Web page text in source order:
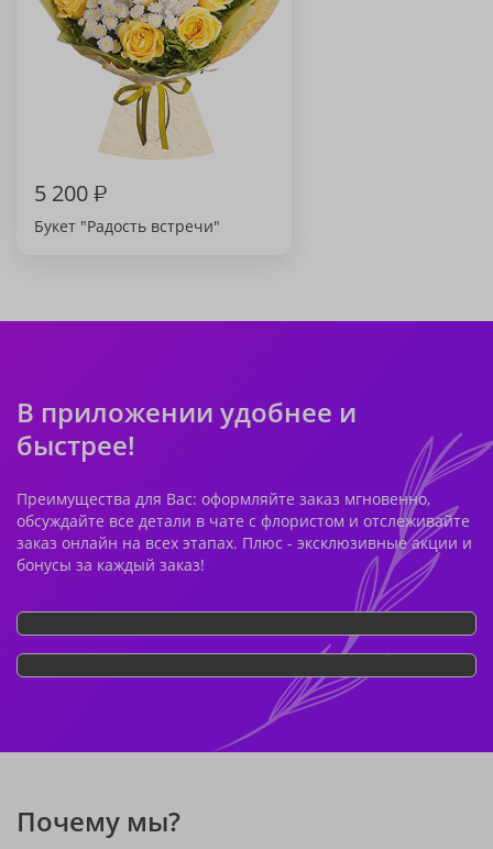
5 200₽
Букет "Радость встречи"
В приложении удобнее и
быстрее!
Преимущества для Вас: оформляйте заказ мгновенно,
обсуждайте все детали в чате с флористом и отслеживайте
заказ онлайн на всех этапах. Плюс - эксклюзивные акции и
бонусы за каждый заказ!
Почему мы?